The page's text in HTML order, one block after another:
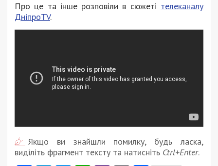
Про це та інше розповіли в сюжеті телеканалу
ДніпроTV.
Якщо ви знайшли помилку, будь ласка,
виділіть фрагмент тексту та натисніть Ctrl+Enter.